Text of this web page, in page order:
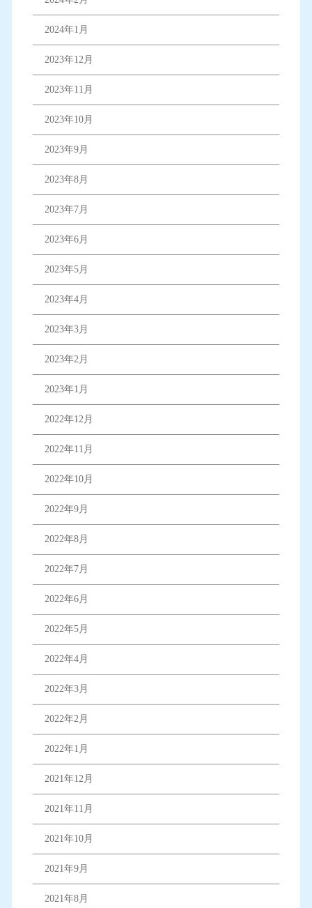
2024年1月
2023年12月
2023年11月
2023年10月
2023年9月
2023年8月
2023年7月
2023年6月
2023年5月
2023年4月
2023年3月
2023年2月
2023年1月
2022年12月
2022年11月
2022年10月
2022年9月
2022年8月
2022年7月
2022年6月
2022年5月
2022年4月
2022年3月
2022年2月
2022年1月
2021年12月
2021年11月
2021年10月
2021年9月
2021年8月